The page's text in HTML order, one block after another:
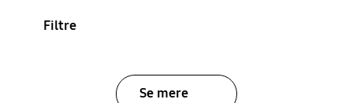
Filtre
Se mere